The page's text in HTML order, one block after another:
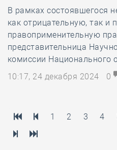
В рамках состоявшегося
как отрицательную, так
правоприменительную
представительница
комиссии Национального
10:17, 24 декабря 2024
0
1 2 3 4